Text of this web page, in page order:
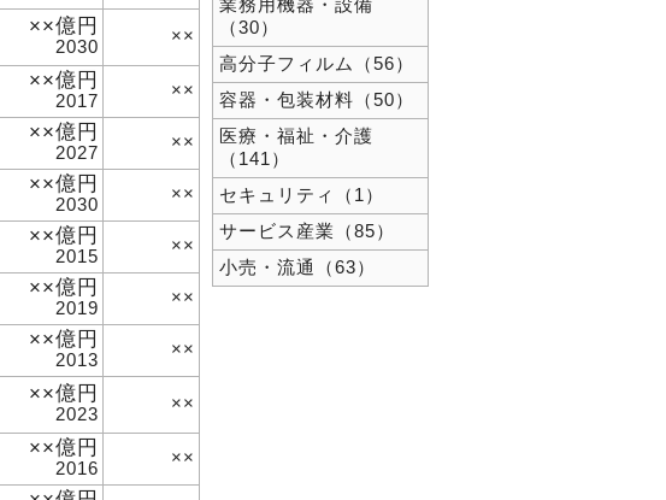
××億円
2030
××
××億円
2017
××
××億円
2027
××
××億円
2030
××
××億円
2015
××
××億円
2019
××
××億円
2013
××
××億円
2023
××
××億円
2016
××
業務用機器・設備
（30）
高分子フィルム（56）
容器・包装材料（50）
医療・福祉・介護
（141）
セキュリティ（1）
サービス産業（85）
小売・流通（63）